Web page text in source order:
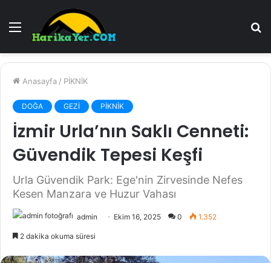
Menü
...
Anasayfa / PİKNİK
DOĞA GEZİ PİKNİK
İzmir Urla’nın Saklı Cenneti:
Güvendik Tepesi Keşfi
Urla Güvendik Park: Ege'nin Zirvesinde Nefes
Kesen Manzara ve Huzur Vahası
admin Ekim 16, 2025 0 1.352
2 dakika okuma süresi